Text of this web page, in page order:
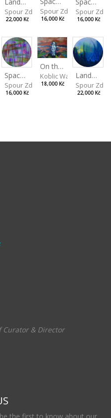
Landscape III
Spour Zdeněk
22,000 Kč
Spour Zdeněk
16,000 Kč
Spour
16,000 Kč
Spaces III
Spour Zdeněk
16,000 Kč
On the Clifs
Koblic Walterová
18,000 Kč
Landscape II
Spour
22,000 Kč
Curator & Director